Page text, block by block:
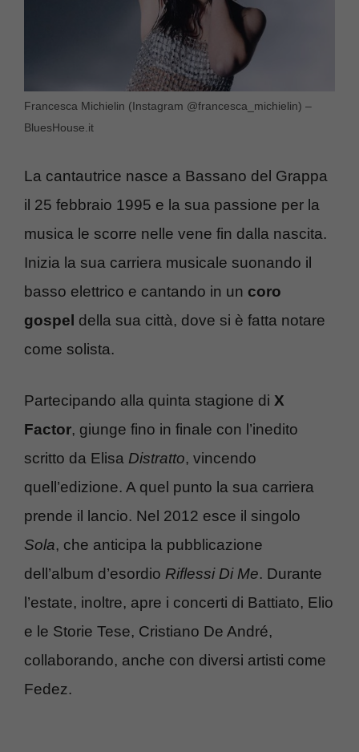
Francesca Michielin (Instagram @francesca_michielin) –
BluesHouse.it
La cantautrice nasce a Bassano del Grappa
il 25 febbraio 1995 e la sua passione per la
musica le scorre nelle vene fin dalla nascita.
Inizia la sua carriera musicale suonando il
basso elettrico e cantando in un coro
gospel della sua città, dove si è fatta notare
come solista.
Partecipando alla quinta stagione di X
Factor, giunge fino in finale con l’inedito
scritto da Elisa Distratto, vincendo
quell’edizione. A quel punto la sua carriera
prende il lancio. Nel 2012 esce il singolo
Sola, che anticipa la pubblicazione
dell’album d’esordio Riflessi Di Me. Durante
l’estate, inoltre, apre i concerti di Battiato, Elio
e le Storie Tese, Cristiano De André,
collaborando, anche con diversi artisti come
Fedez.